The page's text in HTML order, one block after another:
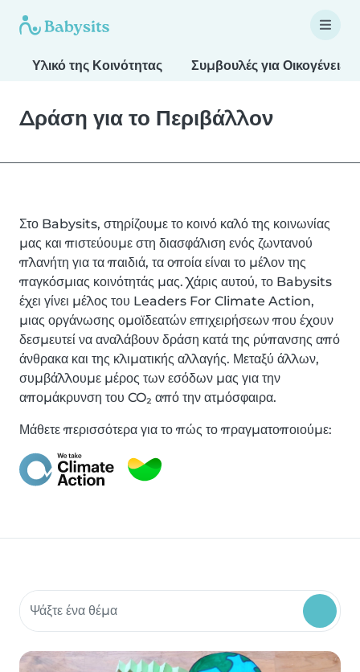
Υλικό της Κοινότητας Συμβουλές για Οικογένειες
Δράση για το Περιβάλλον
Στο Babysits, στηρίζουμε το κοινό καλό της κοινωνίας
μας και πιστεύουμε στη διασφάλιση ενός ζωντανού
πλανήτη για τα παιδιά, τα οποία είναι το μέλον της
παγκόσμιας κοινότητάς μας. Χάρις αυτού, το Babysits
έχει γίνει μέλος του Leaders For Climate Action,
μιας οργάνωσης ομοϊδεατών επιχειρήσεων που έχουν
δεσμευτεί να αναλάβουν δράση κατά της ρύπανσης από
άνθρακα και της κλιματικής αλλαγής. Μεταξύ άλλων,
συμβάλλουμε μέρος των εσόδων μας για την
απομάκρυνση του CO₂ από την ατμόσφαιρα.
Μάθετε περισσότερα για το πώς το πραγματοποιούμε:
Αναζήτηση υλικού κοινότητας